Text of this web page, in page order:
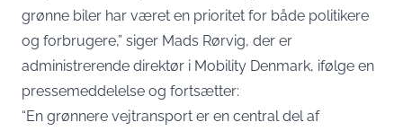
grønne biler har været en prioritet for både politikere
og forbrugere,” siger Mads Rørvig, der er
administrerende direktør i Mobility Denmark, ifølge en
pressemeddelelse og fortsætter:
“En grønnere vejtransport er en central del af